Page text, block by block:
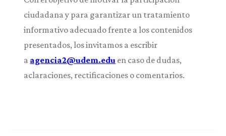
ciudadana y para garantizar un tratamiento
informativo adecuado frente a los contenidos
presentados, los invitamos a escribir
a agencia2@udem.edu en caso de dudas,
aclaraciones, rectificaciones o comentarios.